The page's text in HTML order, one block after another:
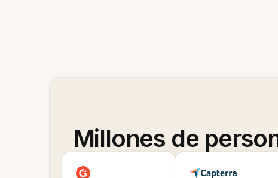
Millones de